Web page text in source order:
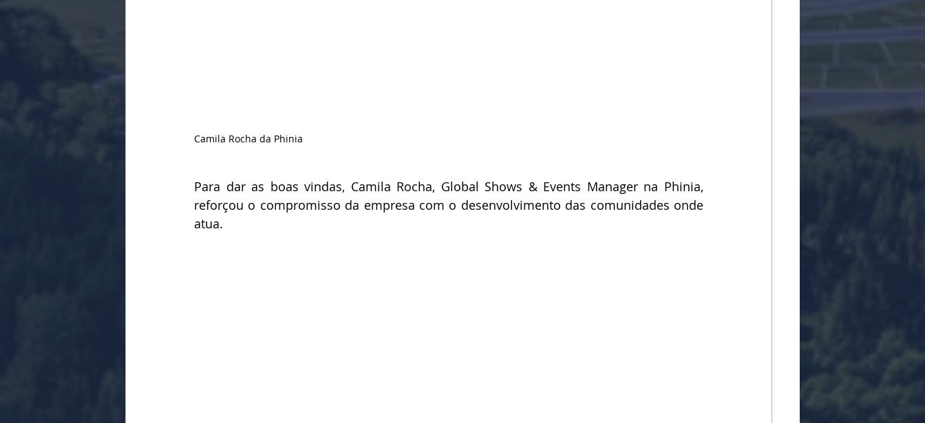
Camila Rocha da Phinia
Para dar as boas vindas, Camila Rocha, Global Shows & Events Manager na Phinia,
reforçou o compromisso da empresa com o desenvolvimento das comunidades onde
atua.